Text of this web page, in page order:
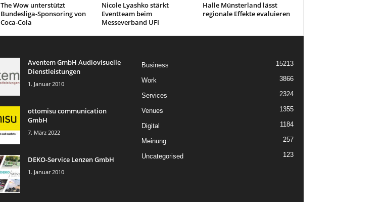
The Wow unterstützt
Bundesliga-Sponsoring von
Coca-Cola
Nicole Lyashko stärkt
Eventteam beim
Messeverband UFI
Halle Münsterland lässt
regionale Effekte evaluieren
Aventem GmbH Audiovisuelle
Dienstleistungen
1. Januar 2010
ottomisu communication
GmbH
7. März 2022
DEKO-Service Lenzen GmbH
1. Januar 2010
Business 15213
Work 3866
Services 2324
Venues 1355
Digital 1184
Meinung 257
Uncategorised 123